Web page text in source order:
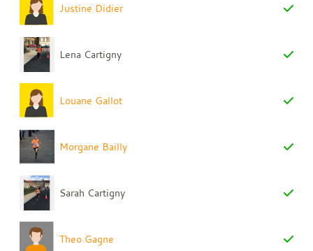
Justine Didier
Lena Cartigny
Louane Gallot
Morgane Bailly
Sarah Cartigny
Theo Gagne